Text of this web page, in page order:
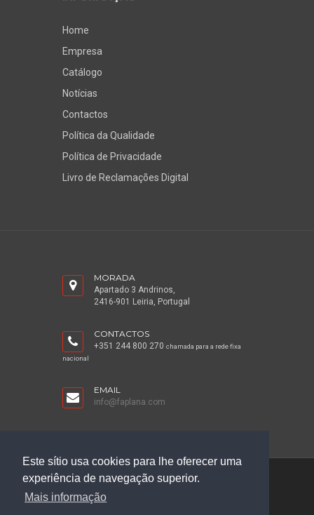
Este sítio usa cookies para lhe oferecer uma
experiência de navegação superior.
Mais informação
Home
Empresa
Catálogo
Notícias
Contactos
Política da Qualidade
Política de Privacidade
Livro de Reclamações Digital
MORADA
Apartado 3 Andrinos,
2416-901 Leiria, Portugal
CONTACTOS
+351 244 800 270 chamada para a rede fixa
nacional
EMAIL
info@faplana.com
©2026 Faplana